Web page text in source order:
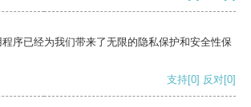
序已经为我们带来了无限的隐私保护和安全性保
支持[0] 反对[0]